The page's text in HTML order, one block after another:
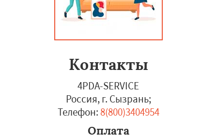
Контакты
4PDA-SERVICE
Россия, г. Сызрань;
Телефон: 8(800)3404954
Оплата